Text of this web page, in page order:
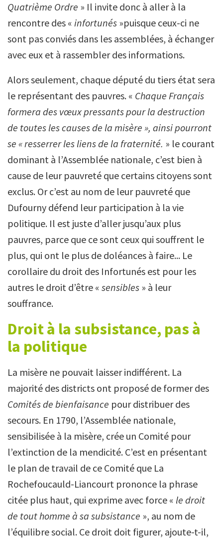
Quatrième Ordre » Il invite donc à aller à la
rencontre des « infortunés »puisque ceux-ci ne
sont pas conviés dans les assemblées, à échanger
avec eux et à rassembler des informations.
Alors seulement, chaque député du tiers état sera
le représentant des pauvres. « Chaque Français
formera des vœux pressants pour la destruction
de toutes les causes de la misère », ainsi pourront
se « resserrer les liens de la fraternité. » le courant
dominant à l’Assemblée nationale, c’est bien à
cause de leur pauvreté que certains citoyens sont
exclus. Or c’est au nom de leur pauvreté que
Dufourny défend leur participation à la vie
politique. Il est juste d’aller jusqu’aux plus
pauvres, parce que ce sont ceux qui souffrent le
plus, qui ont le plus de doléances à faire... Le
corollaire du droit des Infortunés est pour les
autres le droit d’être « sensibles » à leur
souffrance.
Droit à la subsistance, pas à
la politique
La misère ne pouvait laisser indifférent. La
majorité des districts ont proposé de former des
Comités de bienfaisance pour distribuer des
secours. En 1790, l’Assemblée nationale,
sensibilisée à la misère, crée un Comité pour
l’extinction de la mendicité. C’est en présentant
le plan de travail de ce Comité que La
Rochefoucauld-Liancourt prononce la phrase
citée plus haut, qui exprime avec force « le droit
de tout homme à sa subsistance », au nom de
l’équilibre social. Ce droit doit figurer, ajoute-t-il,